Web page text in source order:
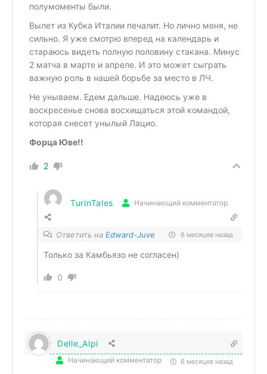
полумоменты были.
Вылет из Кубка Италии печалит. Но лично меня, не
сильно. Я уже смотрю вперед на календарь и
стараюсь видеть полную половину стакана. Минус
2 матча в марте и апреле. И это может сыграть
важную роль в нашей борьбе за место в ЛЧ.
Не унываем. Едем дальше. Надеюсь уже в
воскресенье снова восхищаться этой командой,
которая снесет унылый Лацио.
Форца Юве!!
2
TurinTales Начинающий комментатор
Ответить на Edward-Juve 6 месяцев назад
Только за Камбьязо не согласен)
0
Delle_Alpi
Начинающий комментатор 6 месяцев назад